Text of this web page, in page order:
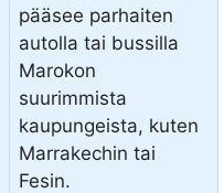
pääsee parhaiten
autolla tai bussilla
Marokon
suurimmista
kaupungeista, kuten
Marrakechin tai
Fesin.